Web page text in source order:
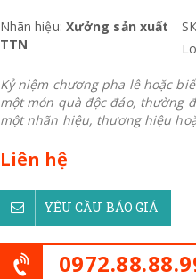
Nhãn hiệu: Xưởng sản xuất
TTN
Kỷ niệm chương pha lê hoặc
một món quà độc đáo, thường
một nhãn hiệu, thương hiệu
Liên hệ
YÊU CẦU BÁO GIÁ